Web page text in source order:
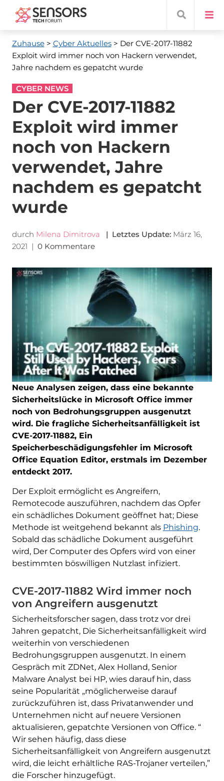
Zuhause> Cyber ​​Aktuelles> Der CVE-2017-11882
Exploit wird immer noch von Hackern verwendet,
Jahre nachdem es gepatcht wurde
CYBER NEWS
Der CVE-2017-11882
Exploit wird immer
noch von Hackern
verwendet, Jahre
nachdem es gepatcht
wurde
durch Milena Dimitrova | Letztes Update: März 16,
2021 | 0 Kommentare
Neue Analysen zeigen, dass eine bekannte
Sicherheitslücke in Microsoft Office immer
noch von Bedrohungsgruppen ausgenutzt
wird. Die fragliche Sicherheitsanfälligkeit ist
CVE-2017-11882, Ein
Speicherbeschädigungsfehler im Microsoft
Office Equation Editor, erstmals im Dezember
entdeckt 2017.
Der Exploit ermöglicht es Angreifern,
Remotecode auszuführen, nachdem das Opfer
ein schädliches Dokument geöffnet hat; Diese
Methode ist weitgehend bekannt als Phishing.
Sobald das schädliche Dokument ausgeführt
wird, Der Computer des Opfers wird von einer
bestimmten böswilligen Nutzlast infiziert.
CVE-2017-11882 Wird immer noch
von Angreifern ausgenutzt
Sicherheitsforscher sagen, dass trotz vor drei
Jahren gepatcht, Die Sicherheitsanfälligkeit wird
weiterhin von verschiedenen
Bedrohungsgruppen ausgenutzt. In einem
Gespräch mit ZDNet, Alex Holland, Senior
Malware Analyst bei HP, wies darauf hin, dass
seine Popularität „möglicherweise darauf
zurückzuführen ist, dass Privatanwender und
Unternehmen nicht auf neuere Versionen
aktualisieren, gepatchte Versionen von Office. “
Wir sehen häufig, dass diese
Sicherheitsanfälligkeit von Angreifern ausgenutzt
wird, die leicht erhältliche RAS-Trojaner verteilen,”
die Forscher hinzugefügt.